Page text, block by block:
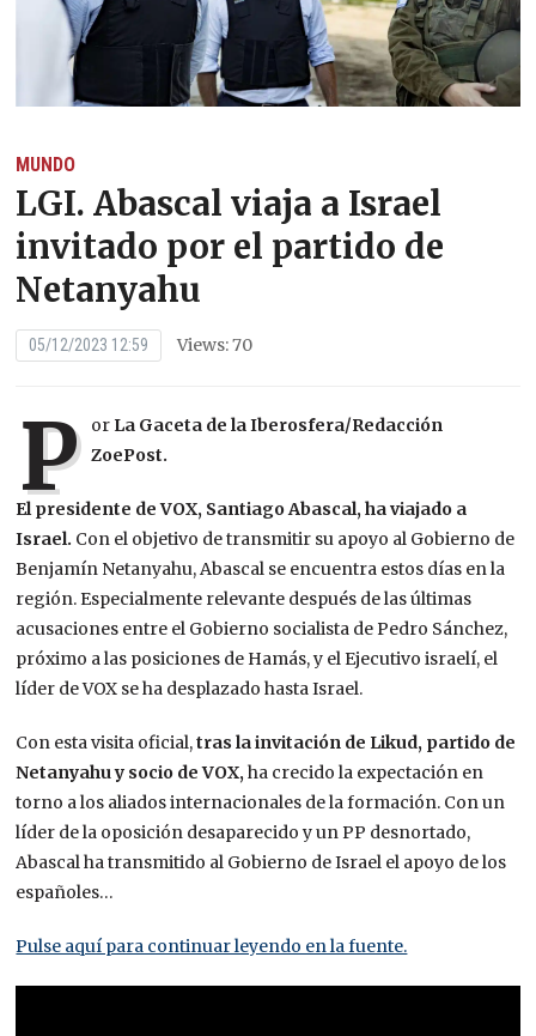
MUNDO
LGI. Abascal viaja a Israel
invitado por el partido de
Netanyahu
05/12/2023 12:59 Views: 70
P or La Gaceta de la Iberosfera/Redacción
ZoePost.
El presidente de VOX, Santiago Abascal, ha viajado a
Israel. Con el objetivo de transmitir su apoyo al Gobierno de
Benjamín Netanyahu, Abascal se encuentra estos días en la
región. Especialmente relevante después de las últimas
acusaciones entre el Gobierno socialista de Pedro Sánchez,
próximo a las posiciones de Hamás, y el Ejecutivo israelí, el
líder de VOX se ha desplazado hasta Israel.
Con esta visita oficial,tras la invitación de Likud, partido de
Netanyahu y socio de VOX,ha crecido la expectación en
torno a los aliados internacionales de la formación. Con un
líder de la oposición desaparecido y un PP desnortado,
Abascal ha transmitido al Gobierno de Israel el apoyo de los
españoles…
Pulse aquí para continuar leyendo en la fuente.